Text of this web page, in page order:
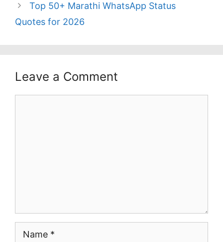
Top 50+ Marathi WhatsApp Status
Quotes for 2026
Leave a Comment